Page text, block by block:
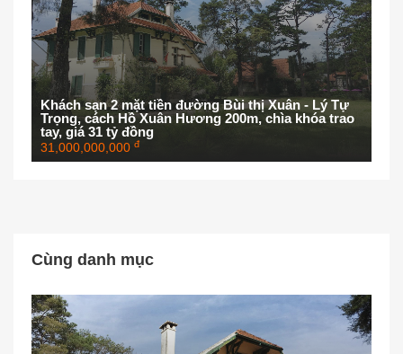
Khách sạn 2 mặt tiền đường Bùi thị Xuân - Lý Tự
Trọng, cách Hồ Xuân Hương 200m, chìa khóa trao
tay, giá 31 tỷ đồng
31,000,000,000 đ
Cùng danh mục